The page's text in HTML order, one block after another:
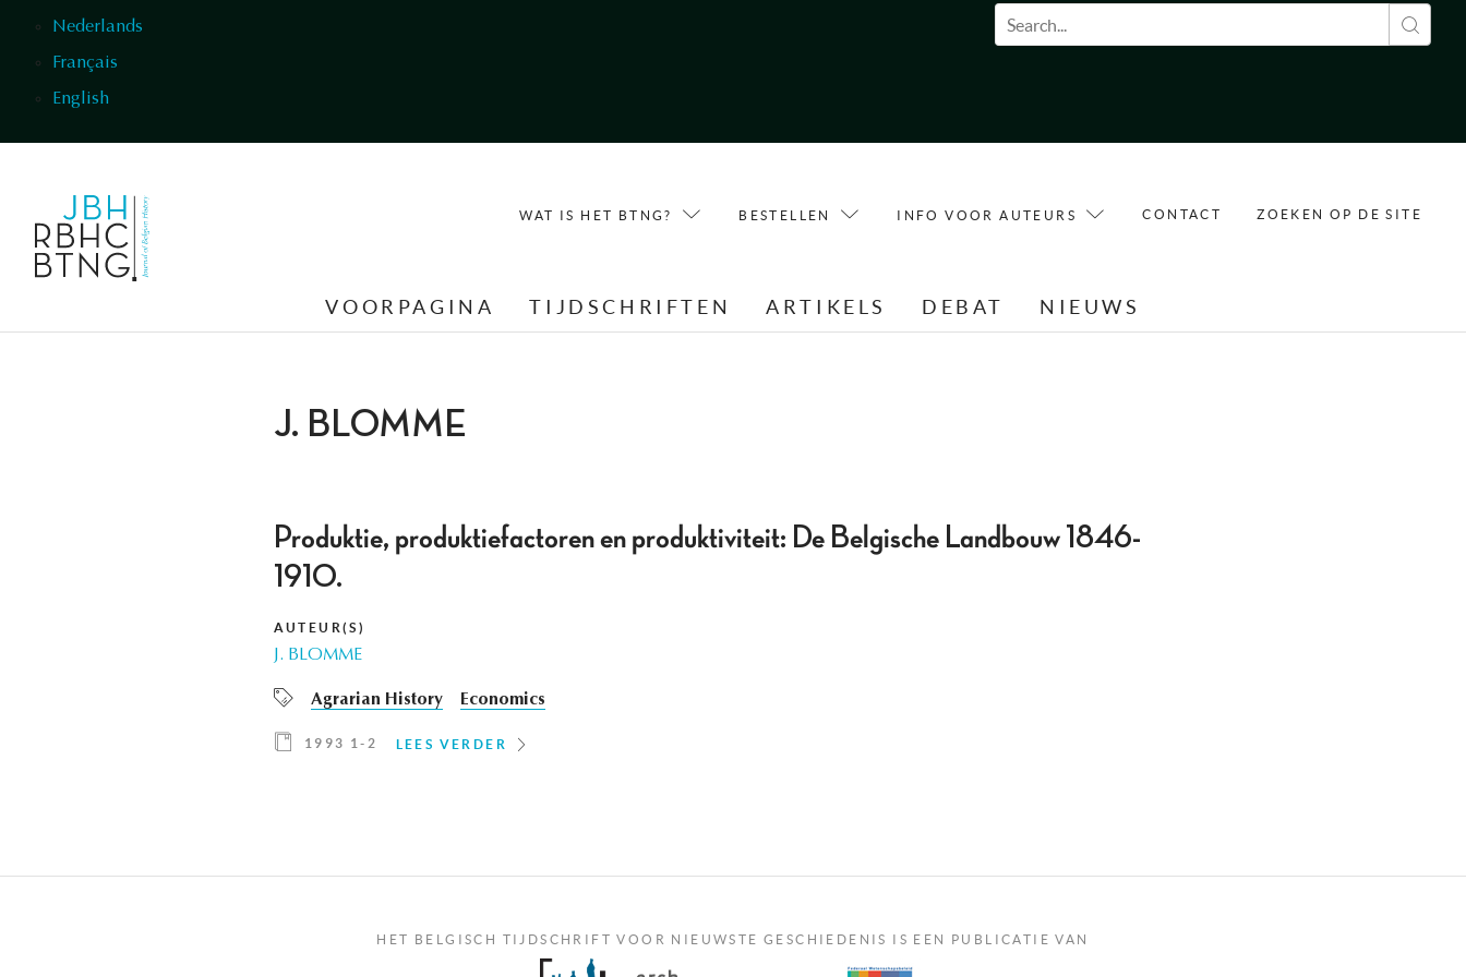
Nederlands
Français
English
Zoekveld
WAT IS HET BTNG? BESTELLEN INFO VOOR AUTEURS CONTACT ZOEKEN OP DE SITE
VOORPAGINA TIJDSCHRIFTEN ARTIKELS DEBAT NIEUWS
J. BLOMME
Produktie, produktiefactoren en produktiviteit: De Belgische Landbouw 1846-
1910.
AUTEUR(S)
J. BLOMME
Agrarian History Economics
1993 1-2 LEES VERDER
HET BELGISCH TIJDSCHRIFT VOOR NIEUWSTE GESCHIEDENIS IS EEN PUBLICATIE VAN